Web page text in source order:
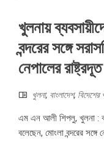
খুলনায়
বন্দরের সঙ্গে
নেপালের রাষ্ট্রদূত
খুলনা, বাংলাদেশ, বিদেশের
এম এন আলী শিপলু, খুলনা :
বলেছেন, মোংলা বন্দরের